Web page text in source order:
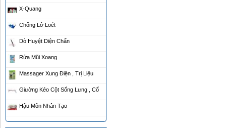
X-Quang
Chống Lở Loét
Dò Huyệt Diện Chẩn
Rửa Mũi Xoang
Massager Xung Điện , Trị Liệu
Giường Kéo Cột Sống Lưng , Cổ
Hậu Môn Nhân Tạo